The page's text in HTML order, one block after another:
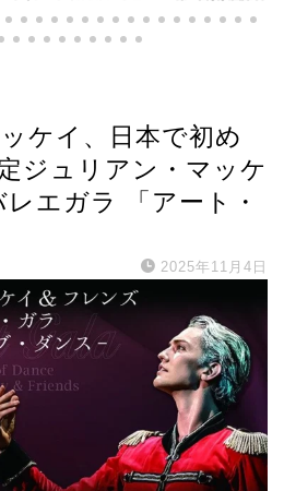
ケイ、日本で初め
ジュリアン・マッケ
エガラ 「アート・
2025年11月4日